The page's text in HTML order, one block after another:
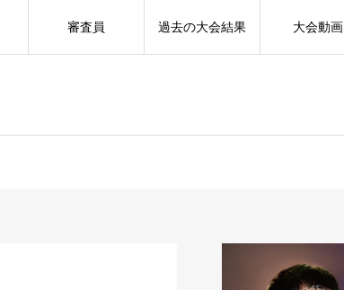
審査員 過去の大会結果 大会動画